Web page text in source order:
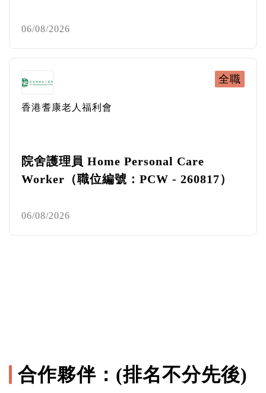
06/08/2026
全職
香港耆康老人福利會
院舍護理員 Home Personal Care
Worker（職位編號：PCW - 260817）
06/08/2026
合作夥伴：(排名不分先後)